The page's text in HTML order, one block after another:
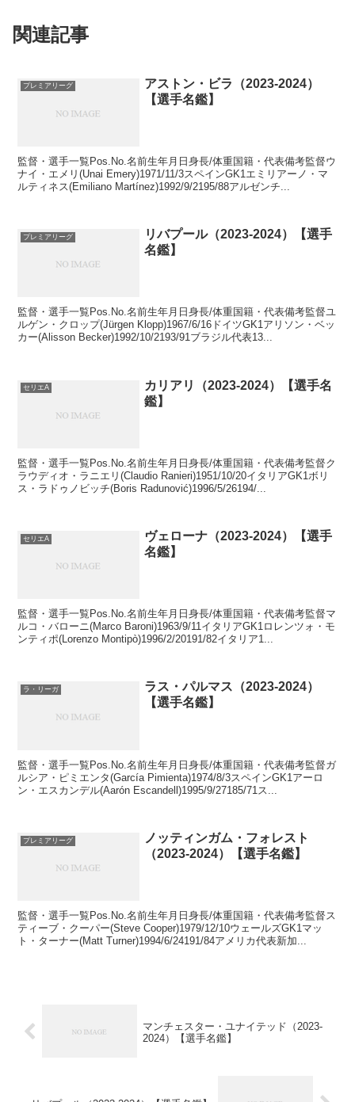
関連記事
プレミアリーグ
アストン・ビラ（2023-2024）
【選手名鑑】
監督・選手一覧Pos.No.名前生年月日身長/体重国籍・代表備考監督ウ
ナイ・エメリ(Unai Emery)1971/11/3スペインGK1エミリアーノ・マ
ルティネス(Emiliano Martínez)1992/9/2195/88アルゼンチ...
プレミアリーグ
リバプール（2023-2024）【選手
名鑑】
監督・選手一覧Pos.No.名前生年月日身長/体重国籍・代表備考監督ユ
ルゲン・クロップ(Jürgen Klopp)1967/6/16ドイツGK1アリソン・ベッ
カー(Alisson Becker)1992/10/2193/91ブラジル代表13...
セリエA
カリアリ（2023-2024）【選手名
鑑】
監督・選手一覧Pos.No.名前生年月日身長/体重国籍・代表備考監督ク
ラウディオ・ラニエリ(Claudio Ranieri)1951/10/20イタリアGK1ボリ
ス・ラドゥノビッチ(Boris Radunović)1996/5/26194/...
セリエA
ヴェローナ（2023-2024）【選手
名鑑】
監督・選手一覧Pos.No.名前生年月日身長/体重国籍・代表備考監督マ
ルコ・バローニ(Marco Baroni)1963/9/11イタリアGK1ロレンツォ・モ
ンティポ(Lorenzo Montipò)1996/2/20191/82イタリア1...
ラ・リーガ
ラス・パルマス（2023-2024）
【選手名鑑】
監督・選手一覧Pos.No.名前生年月日身長/体重国籍・代表備考監督ガ
ルシア・ピミエンタ(García Pimienta)1974/8/3スペインGK1アーロ
ン・エスカンデル(Aarón Escandell)1995/9/27185/71ス...
プレミアリーグ
ノッティンガム・フォレスト
（2023-2024）【選手名鑑】
監督・選手一覧Pos.No.名前生年月日身長/体重国籍・代表備考監督ス
ティーブ・クーパー(Steve Cooper)1979/12/10ウェールズGK1マッ
ト・ターナー(Matt Turner)1994/6/24191/84アメリカ代表新加...
マンチェスター・ユナイテッド（2023-
2024）【選手名鑑】